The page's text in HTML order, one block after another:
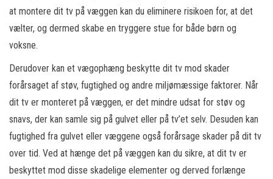
at montere dit tv på væggen kan du eliminere risikoen for, at det
vælter, og dermed skabe en tryggere stue for både børn og
voksne.
Derudover kan et vægophæng beskytte dit tv mod skader
forårsaget af støv, fugtighed og andre miljømæssige faktorer. Når
dit tv er monteret på væggen, er det mindre udsat for støv og
snavs, der kan samle sig på gulvet eller på tv’et selv. Desuden kan
fugtighed fra gulvet eller væggene også forårsage skader på dit tv
over tid. Ved at hænge det på væggen kan du sikre, at dit tv er
beskyttet mod disse skadelige elementer og derved forlænge